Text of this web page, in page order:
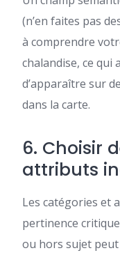
(n’en faites pas
à comprendre
chalandise, ce qui
d’apparaître sur
dans la carte.
6. Choisir
attributs
Les catégories et
pertinence
ou hors sujet